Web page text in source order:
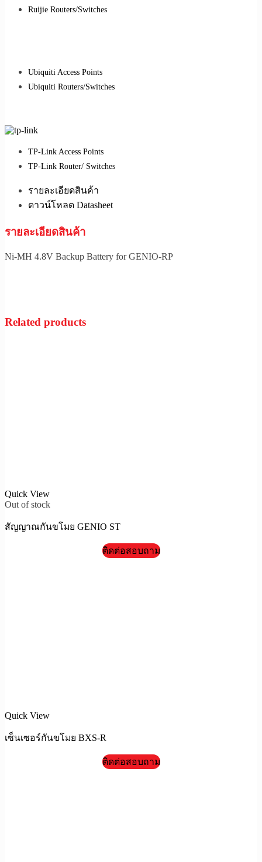
Ruijie Routers/Switches
Ubiquiti Access Points
Ubiquiti Routers/Switches
TP-Link Access Points
TP-Link Router/ Switches
รายละเอียดสินค้า
ดาวน์โหลด Datasheet
รายละเอียดสินค้า
Ni-MH 4.8V Backup Battery for GENIO-RP
Related products
Quick View
Out of stock
สัญญาณกันขโมย GENIO ST
ติดต่อสอบถาม
Quick View
เซ็นเซอร์กันขโมย BXS-R
ติดต่อสอบถาม